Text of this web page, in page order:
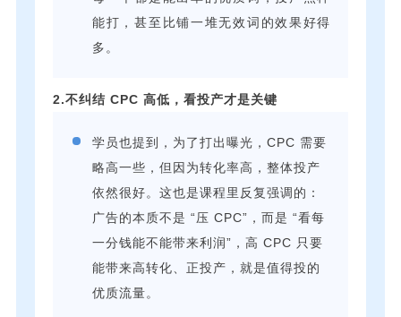
能打，甚至比铺一堆无效词的效果好得
多。
2.不纠结 CPC 高低，看投产才是关键
学员也提到，为了打出曝光，CPC 需要
略高一些，但因为转化率高，整体投产
依然很好。这也是课程里反复强调的：
广告的本质不是 “压 CPC”，而是 “看每
一分钱能不能带来利润”，高 CPC 只要
能带来高转化、正投产，就是值得投的
优质流量。